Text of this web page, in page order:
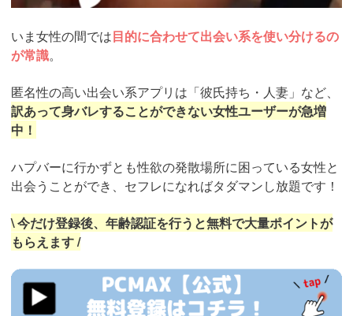
いま女性の間では目的に合わせて出会い系を使い分けるの
が常識。
匿名性の高い出会い系アプリは「彼氏持ち・人妻」など、
訳あって身バレすることができない女性ユーザーが急増
中！
ハプバーに行かずとも性欲の発散場所に困っている女性と
出会うことができ、セフレになればタダマンし放題です！
\ 今だけ登録後、年齢認証を行うと無料で大量ポイントが
もらえます /
https://pcmax.jp/lp/?
ad_id=rm327007